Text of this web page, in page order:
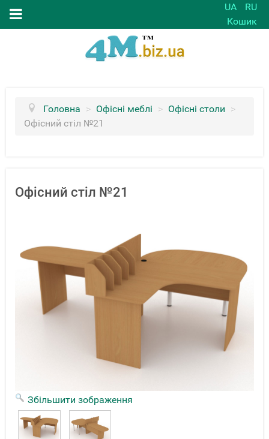
UA
RU
Кошик
Головна > Офісні меблі > Офісні столи >
Офісний стіл №21
Офісний стіл №21
Збільшити зображення